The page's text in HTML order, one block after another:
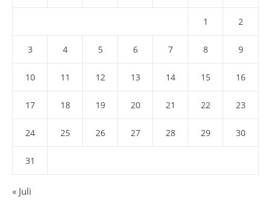
1 2
3 4 5 6 7 8 9
10 11 12 13 14 15 16
17 18 19 20 21 22 23
24 25 26 27 28 29 30
31
« Juli